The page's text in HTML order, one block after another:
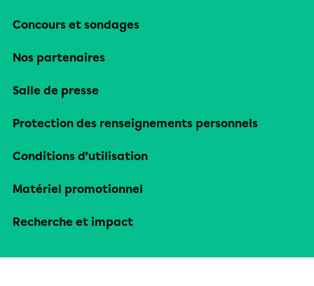
Concours et sondages
Nos partenaires
Salle de presse
Protection des renseignements personnels
Conditions d’utilisation
Matériel promotionnel
Recherche et impact